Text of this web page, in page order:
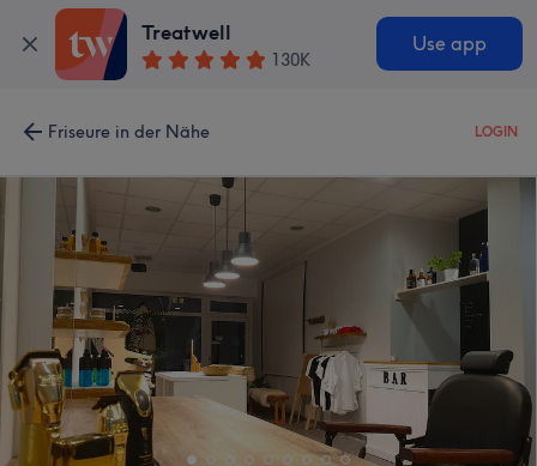
Treatwell
130K
Use app
Friseure in der Nähe LOGIN